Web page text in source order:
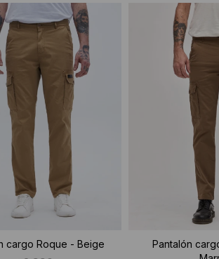
cargo Roque - Beige
Pantalón